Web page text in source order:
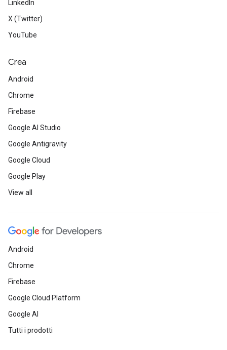
LinkedIn
X (Twitter)
YouTube
Crea
Android
Chrome
Firebase
Google AI Studio
Google Antigravity
Google Cloud
Google Play
View all
Android
Chrome
Firebase
Google Cloud Platform
Google AI
Tutti i prodotti